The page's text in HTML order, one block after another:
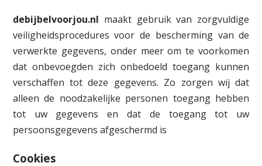
debijbelvoorjou.nl maakt gebruik van zorgvuldige
veiligheidsprocedures voor de bescherming van de
verwerkte gegevens, onder meer om te voorkomen
dat onbevoegden zich onbedoeld toegang kunnen
verschaffen tot deze gegevens. Zo zorgen wij dat
alleen de noodzakelijke personen toegang hebben
tot uw gegevens en dat de toegang tot uw
persoonsgegevens afgeschermd is
Cookies